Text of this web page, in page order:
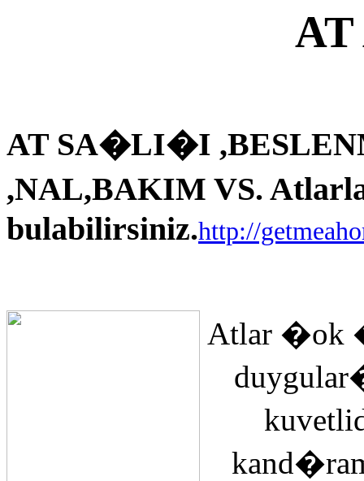
AT SA�LI�I
,NAL,BAKIM VS.
bulabilirsiniz.http://
Atlar �ok